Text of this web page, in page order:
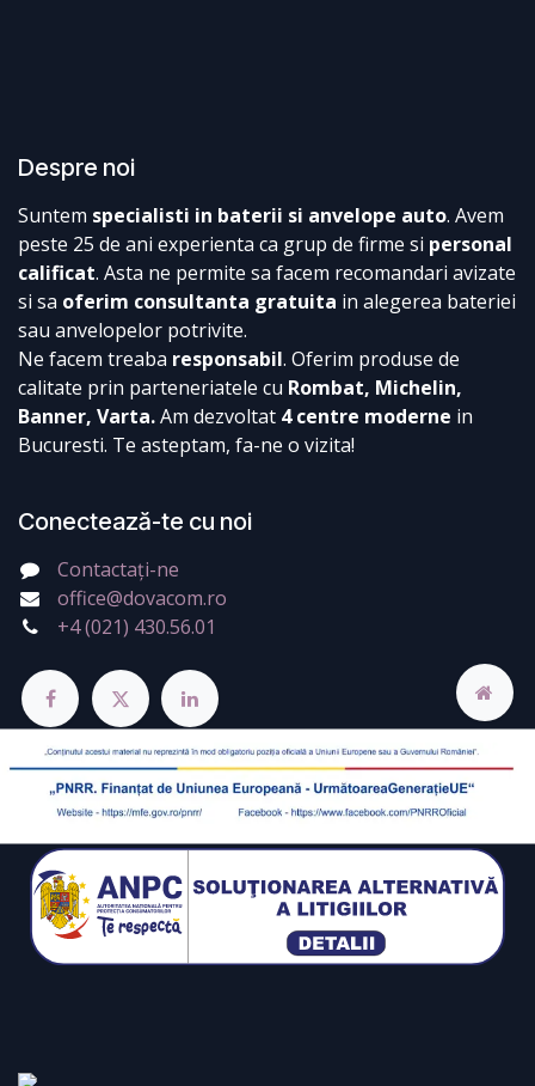
Despre noi
Suntem specialisti in baterii si anvelope auto. Avem
peste 25 de ani experienta ca grup de firme si personal
calificat. Asta ne permite sa facem recomandari avizate
si sa oferim consultanta gratuita in alegerea bateriei
sau anvelopelor potrivite.
Ne facem treaba responsabil. Oferim produse de
calitate prin parteneriatele cu Rombat, Michelin,
Banner, Varta.Am dezvoltat 4 centre moderne in
Bucuresti. Te asteptam, fa-ne o vizita!
Conectează-te cu noi
Contactați-ne
office@dovacom.ro
+4 (021) 430.56.01